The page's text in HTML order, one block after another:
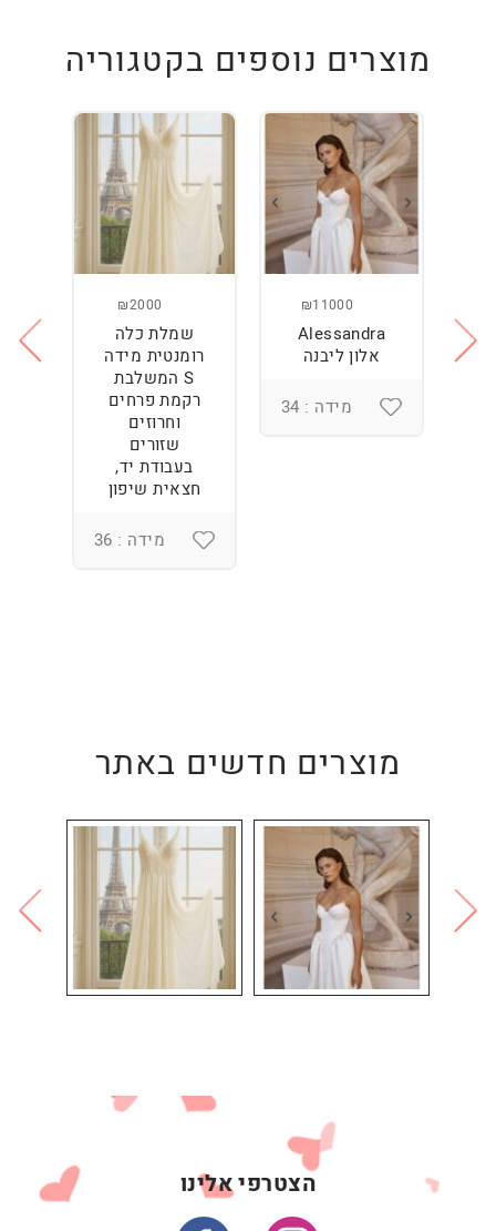
מוצרים נוספים בקטגוריה
₪11000
Alessandra
אלון ליבנה
מידה : 34
₪2000
שמלת כלה
רומנטית מידה
S המשלבת
רקמת פרחים
וחרוזים
שזורים
בעבודת יד,
חצאית שיפון
מידה : 36
מוצרים חדשים באתר
הצטרפי אלינו